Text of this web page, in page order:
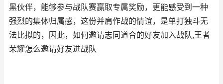
黑伙伴，能够参与战队赛赢取专属奖励，更能感受到一种
强烈的集体归属感，这份并肩作战的情谊，是单打独斗无
法比拟的，因此，如何邀请志同道合的好友加入战队,王者
荣耀怎么邀请好友进战队